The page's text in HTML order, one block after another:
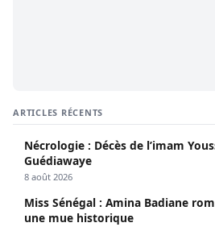
ARTICLES RÉCENTS
Nécrologie : Décès de l’imam
Guédiawaye
8 août 2026
Miss Sénégal : Amina Badiane
une mue historique